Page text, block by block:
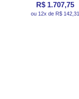
R$ 1.707,75
ou 12x de R$ 142,31